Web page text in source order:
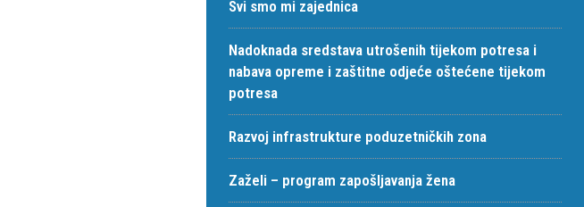
Svi smo mi zajednica
Nadoknada sredstava utrošenih tijekom potresa i
nabava opreme i zaštitne odjeće oštećene tijekom
potresa
Razvoj infrastrukture poduzetničkih zona
Zaželi – program zapošljavanja žena